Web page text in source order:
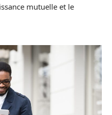
mutuelle et le